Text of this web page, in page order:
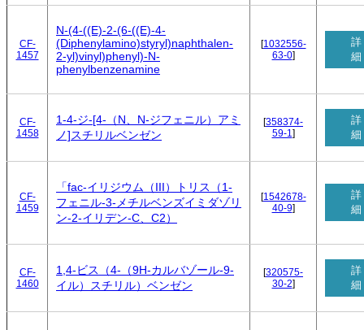
CF-
1457
N-(4-((E)-2-(6-((E)-4-
(Diphenylamino)styryl)naphthalen-
2-yl)vinyl)phenyl)-N-
phenylbenzenamine
[1032556-
63-0]
詳
細
CF-
1458
1-4-ジ-[4-（N、N-ジフェニル）アミ
ノ]スチリルベンゼン
[358374-
59-1]
詳
細
CF-
1459
「fac-イリジウム（III）トリス（1-
フェニル-3-メチルベンズイミダゾリ
ン-2-イリデン-C、C2）
[1542678-
40-9]
詳
細
CF-
1460
1,4-ビス（4-（9H-カルバゾール-9-
イル）スチリル）ベンゼン
[320575-
30-2]
詳
細